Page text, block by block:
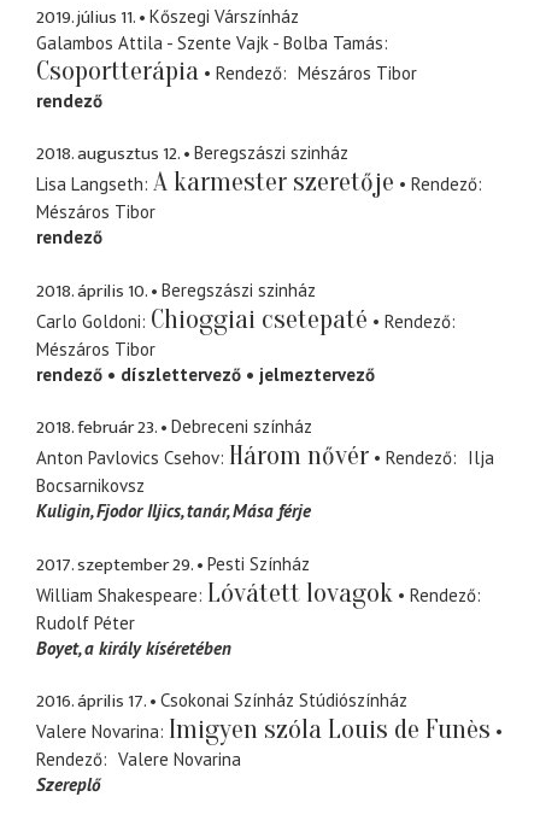
2019. július 11.
Kőszegi Várszínház
Galambos Attila - Szente Vajk - Bolba Tamás
Csoportterápia Rendező
Mészáros Tibor
rendező
2018. augusztus 12.
Beregszászi szinház
Lisa Langseth A karmester szeretője
Rendező
Mészáros Tibor
rendező
2018. április 10.
Beregszászi szinház
Carlo Goldoni Chioggiai csetepaté
Rendező
Mészáros Tibor
rendező
díszlettervező jelmeztervező
2018. február 23.
Debreceni színház
Anton Pavlovics Csehov Három nővér Rendező
Ilja
Bocsarnikovsz
Kuligin, Fjodor Iljics tanár, Mása férje
2017. szeptember 29.
Pesti Színház
William Shakespeare Lóvátett lovagok
Rendező
Rudolf Péter
Boyet a király kíséretében
2016. április 17.
Csokonai Színház Stúdiószínház
Valere Novarina Imigyen szóla Louis de Funès
Rendező
Valere Novarina
Szereplő